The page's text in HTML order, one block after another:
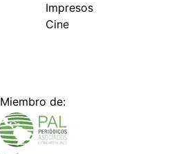
Impresos
Cine
Miembro de: